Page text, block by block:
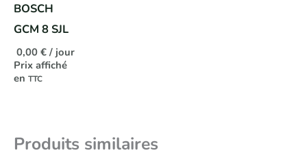
BOSCH
GCM 8 SJL
0,00 € / jour
Prix affiché
en TTC
Produits similaires